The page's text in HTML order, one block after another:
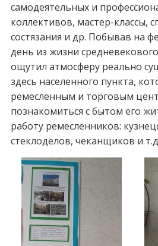
самодеятельных и
коллективов, мастер-классы,
состязания и др. Побывав на
день из жизни
ощутил атмосферу реально
здесь населенного пункта,
ремесленным и торговым
познакомиться с бытом его
работу ремесленников:
стеклоделов, чеканщиков и